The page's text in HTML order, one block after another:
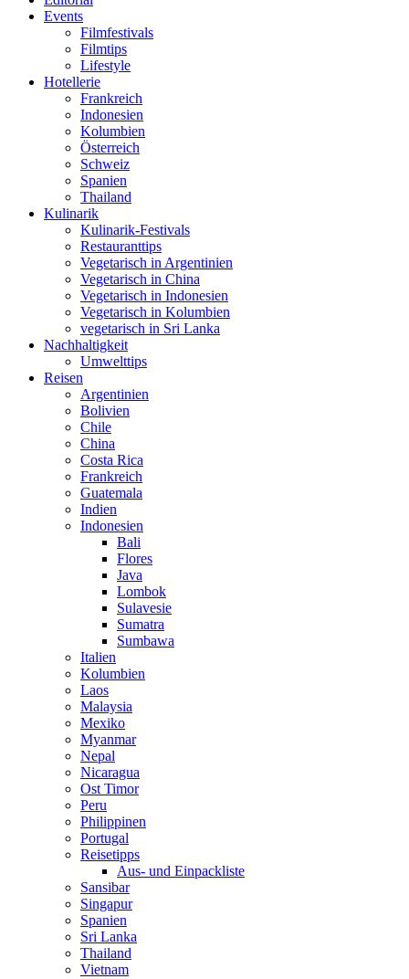
Events
Filmfestivals
Filmtips
Lifestyle
Hotellerie
Frankreich
Indonesien
Kolumbien
Österreich
Schweiz
Spanien
Thailand
Kulinarik
Kulinarik-Festivals
Restauranttips
Vegetarisch in Argentinien
Vegetarisch in China
Vegetarisch in Indonesien
Vegetarisch in Kolumbien
vegetarisch in Sri Lanka
Nachhaltigkeit
Umwelttips
Reisen
Argentinien
Bolivien
Chile
China
Costa Rica
Frankreich
Guatemala
Indien
Indonesien
Bali
Flores
Java
Lombok
Sulavesie
Sumatra
Sumbawa
Italien
Kolumbien
Laos
Malaysia
Mexiko
Myanmar
Nepal
Nicaragua
Ost Timor
Peru
Philippinen
Portugal
Reisetipps
Aus- und Einpackliste
Sansibar
Singapur
Spanien
Sri Lanka
Thailand
Vietnam